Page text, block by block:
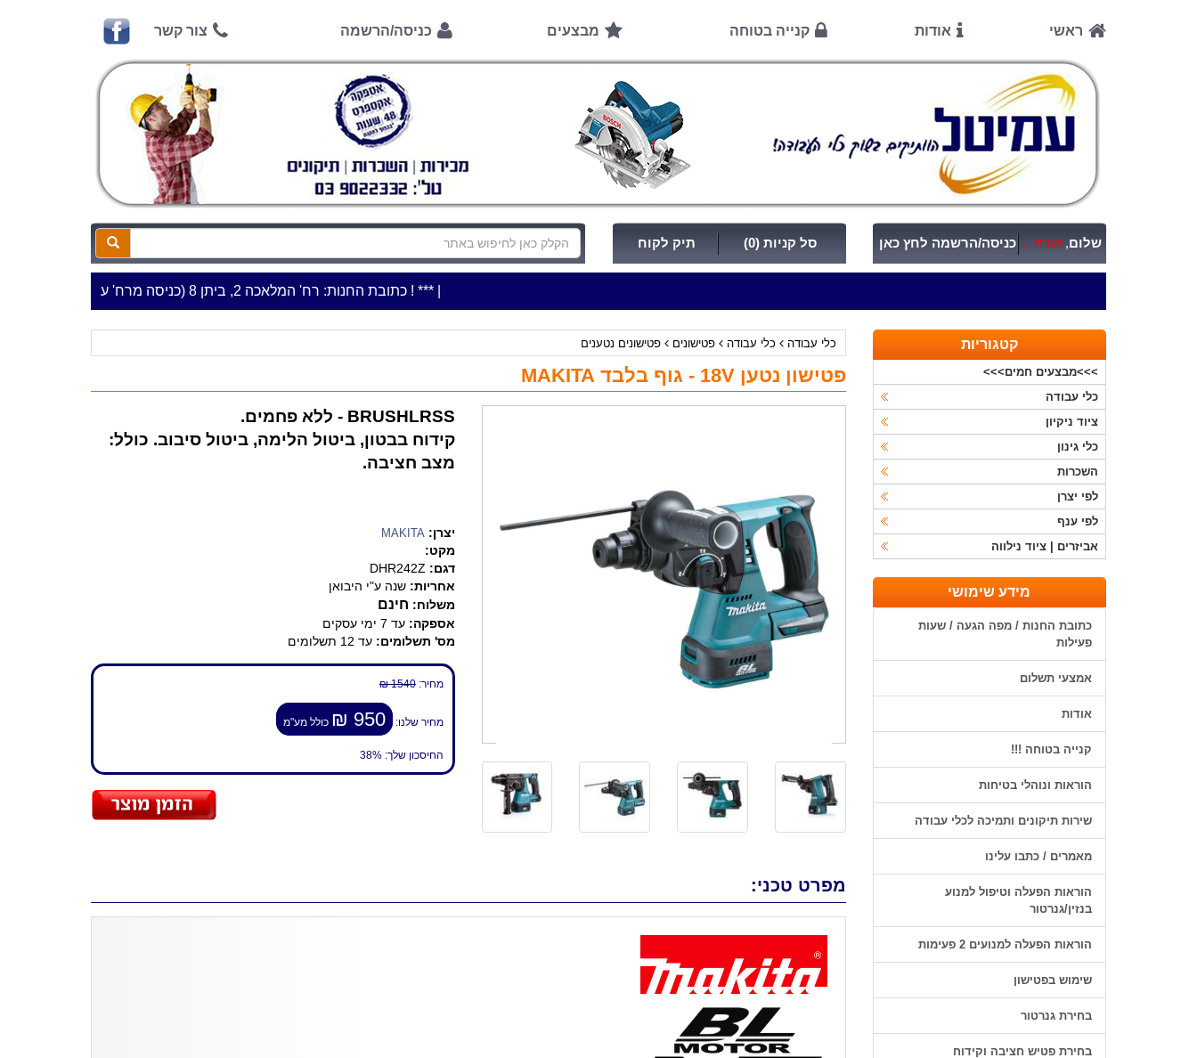
ראשי אודות קנייה בטוחה מבצעים כניסה/הרשמה צור קשר
סל קניות (0) תיק לקוח שלום, אורח ... כניסה/הרשמה לחץ כאן
***כתובת החנות: רח' המלאכה 2, ביתן 8 (כניסה מרח' עמל 5) א.ת.פארק אפק, ראש העין***
כלי עבודה כלי עבודה פטישונים פטישונים נטענים
פטישון נטען 18V - גוף בלבד MAKITA
BRUSHLRSS - ללא פחמים.
קידוח בבטון, ביטול הלימה, ביטול סיבוב. כולל:
מצב חציבה.
יצרן: MAKITA
מקט:
דגם: DHR242Z
אחריות:שנה ע"י היבואן
משלוח: חינם
אספקה:עד 7 ימי עסקים
מס' תשלומים:עד 12 תשלומים
מחיר:1540 ₪
מחיר שלנו: 950 ₪ כולל מע"מ
החיסכון שלך:38%
מפרט טכני:
קטגוריות
>>>מבצעים חמים>>>
כלי עבודה
ציוד ניקיון
כלי גינון
השכרות
לפי יצרן
לפי ענף
אביזרים | ציוד נילווה
מידע שימושי
כתובת החנות / מפה הגעה / שעות
פעילות
אמצעי תשלום
אודות
קנייה בטוחה !!!
הוראות ונוהלי בטיחות
שירות תיקונים ותמיכה לכלי עבודה
מאמרים / כתבו עלינו
הוראות הפעלה וטיפול למנוע
בנזין/גנרטור
הוראות הפעלה למנועים 2 פעימות
שימוש בפטישון
בחירת גנרטור
בחירת פטיש חציבה וקידוח